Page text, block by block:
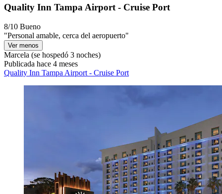
Quality Inn Tampa Airport - Cruise Port
8/10 Bueno
"Personal amable, cerca del aeropuerto"
Ver menos
Marcela (se hospedó 3 noches)
Publicada hace 4 meses
Quality Inn Tampa Airport - Cruise Port